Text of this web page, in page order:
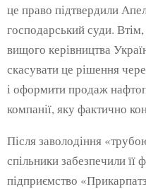
це право підтвердили
господарський суди.
вищого керівництва
скасувати це рішення
і оформити продаж
компанії, яку фактично
Після заволодіння
спільники забезпечили її
підприємство